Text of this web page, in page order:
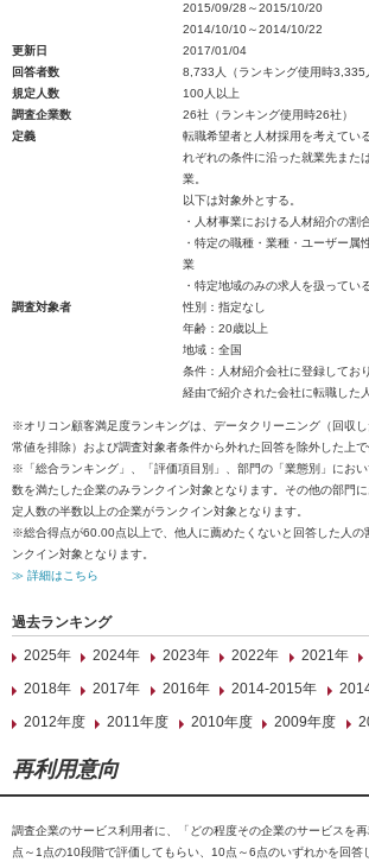
2015/09/28～2015/10/20
2014/10/10～2014/10/22
更新日
2017/01/04
回答者数
8,733人（ランキング使用時3,335
規定人数
100人以上
調査企業数
26社（ランキング使用時26社）
定義
転職希望者と人材採用を考えてい
れぞれの条件に沿った就業先また
業。
以下は対象外とする。
・人材事業における人材紹介の割
・特定の職種・業種・ユーザー属
業
・特定地域のみの求人を扱ってい
調査対象者
性別：指定なし
年齢：20歳以上
地域：全国
条件：人材紹介会社に登録してお
経由で紹介された会社に転職した人
※オリコン顧客満足度ランキングは、データクリーニング（回収
常値を排除）および調査対象者条件から外れた回答を除外した上で
※「総合ランキング」、「評価項目別」、部門の「業態別」にお
数を満たした企業のみランクイン対象となります。その他の部門
定人数の半数以上の企業がランクイン対象となります。
※総合得点が60.00点以上で、他人に薦めたくないと回答した人の
ンクイン対象となります。
≫ 詳細はこちら
過去ランキング
2025年
2024年 2023年 2022年 2021年
2018年
2017年 2016年 2014-2015年
2012年度
2011年度 2010年度 2009年度
再利用意向
調査企業のサービス利用者に、「どの程度その企業のサービスを
点～1点の10段階で評価してもらい、10点～6点のいずれかを回答